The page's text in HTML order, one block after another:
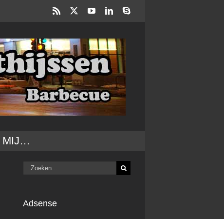
Rss YouTubeLinkedInSkype
MIJ…
Zoeken
naar:
Adsense